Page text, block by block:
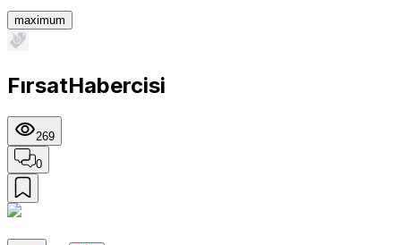
maximum
FırsatHabercisi
269
0